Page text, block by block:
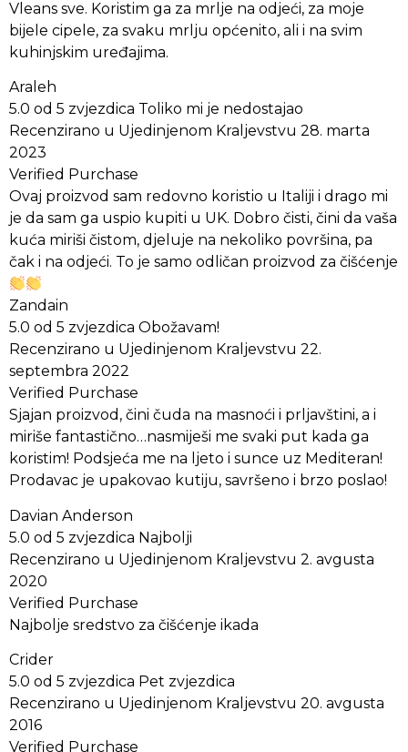
Vleans sve. Koristim ga za mrlje na odjeći, za moje
bijele cipele, za svaku mrlju općenito, ali i na svim
kuhinjskim uređajima.
Araleh
5.0 od 5 zvjezdica Toliko mi je nedostajao
Recenzirano u Ujedinjenom Kraljevstvu 28. marta
2023
Verified Purchase
Ovaj proizvod sam redovno koristio u Italiji i drago mi
je da sam ga uspio kupiti u UK. Dobro čisti, čini da vaša
kuća miriši čistom, djeluje na nekoliko površina, pa
čak i na odjeći. To je samo odličan proizvod za čišćenje
Zandain
5.0 od 5 zvjezdica Obožavam!
Recenzirano u Ujedinjenom Kraljevstvu 22.
septembra 2022
Verified Purchase
Sjajan proizvod, čini čuda na masnoći i prljavštini, a i
miriše fantastično…nasmiješi me svaki put kada ga
koristim! Podsjeća me na ljeto i sunce uz Mediteran!
Prodavac je upakovao kutiju, savršeno i brzo poslao!
Davian Anderson
5.0 od 5 zvjezdica Najbolji
Recenzirano u Ujedinjenom Kraljevstvu 2. avgusta
2020
Verified Purchase
Najbolje sredstvo za čišćenje ikada
Crider
5.0 od 5 zvjezdica Pet zvjezdica
Recenzirano u Ujedinjenom Kraljevstvu 20. avgusta
2016
Verified Purchase